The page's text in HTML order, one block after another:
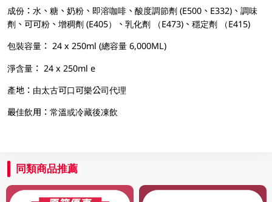
成份：水、糖、奶粉、即溶咖啡、酸度調節劑 (E500、E332)、調味
劑、可可粉、增稠劑 (E405）、乳化劑 （E473)、穩定劑 （E415)
包裝容量： 24 x 250ml (總容量 6,000ML)
淨含量： 24 x 250ml e
產地：由太古可口可樂公司代理
最佳飲用：常溫或冷藏後凍飲
同類商品推薦